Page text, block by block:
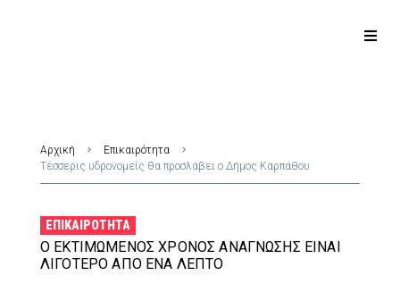
Αρχική
Επικαιρότητα
Τέσσερις υδρονομείς θα προσλάβει ο Δήμος Καρπάθου
ΕΠΙΚΑΙΡΌΤΗΤΑ
Ο ΕΚΤΙΜΏΜΕΝΟΣ ΧΡΌΝΟΣ ΑΝΆΓΝΩΣΗΣ ΕΊΝΑΙ
ΛΙΓΌΤΕΡΟ ΑΠΌ ΈΝΑ ΛΕΠΤΌ